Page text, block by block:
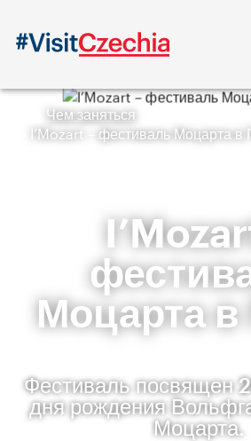
Чем заняться
I’Mozart – фестиваль Моцарта в
I’Mozart
Моцарта в
Фестиваль посвящен
дня рождения
Моцарта.